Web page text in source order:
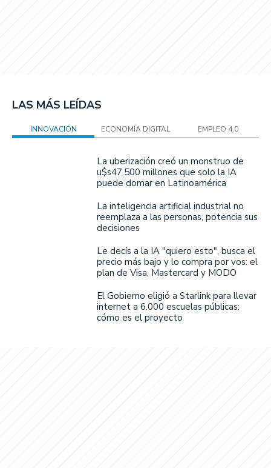
LAS MÁS LEÍDAS
INNOVACIÓN ECONOMÍA DIGITAL EMPLEO 4.0
La uberización creó un monstruo de
u$s47.500 millones que solo la IA
puede domar en Latinoamérica
La inteligencia artificial industrial no
reemplaza a las personas, potencia sus
decisiones
Le decís a la IA "quiero esto", busca el
precio más bajo y lo compra por vos: el
plan de Visa, Mastercard y MODO
El Gobierno eligió a Starlink para llevar
internet a 6.000 escuelas públicas:
cómo es el proyecto